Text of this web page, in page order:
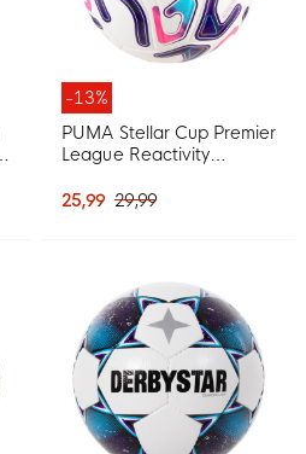
-13%
PUMA Stellar Cup Premier
League Reactivity
Multicolor
25,99 29,99